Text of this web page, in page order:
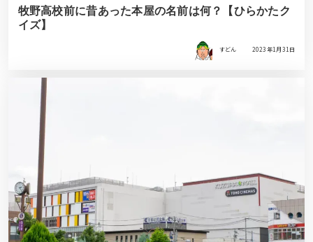
牧野高校前に昔あった本屋の名前は何？【ひらかたク
イズ】
すどん 2023年1月31日